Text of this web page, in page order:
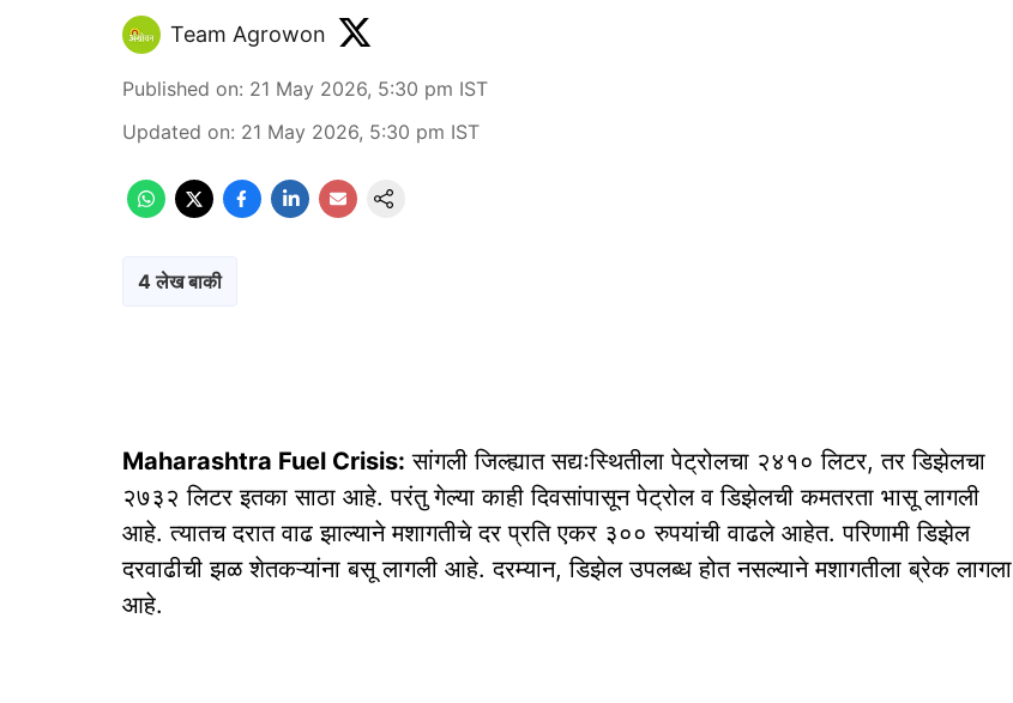
Team Agrowon
Published on: 21 May 2026, 5:30 pm IST
Updated on: 21 May 2026, 5:30 pm IST
4 लेख बाकी
Maharashtra Fuel Crisis: सांगली जिल्ह्यात सद्यःस्थितीला पेट्रोलचा २४१० लिटर, तर डिझेलचा
२७३२ लिटर इतका साठा आहे. परंतु गेल्या काही दिवसांपासून पेट्रोल व डिझेलची कमतरता भासू लागली
आहे. त्यातच दरात वाढ झाल्याने मशागतीचे दर प्रति एकर ३०० रुपयांची वाढले आहेत. परिणामी डिझेल
दरवाढीची झळ शेतकऱ्यांना बसू लागली आहे. दरम्यान, डिझेल उपलब्ध होत नसल्याने मशागतीला ब्रेक लागला
आहे.